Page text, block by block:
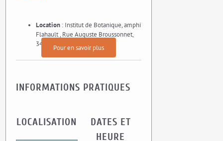
Location : Institut de Botanique, amphi
Flahault , Rue Auguste Broussonnet,
34090 Montpellier
Pour en savoir plus
INFORMATIONS PRATIQUES
LOCALISATION
DATES ET
HEURE